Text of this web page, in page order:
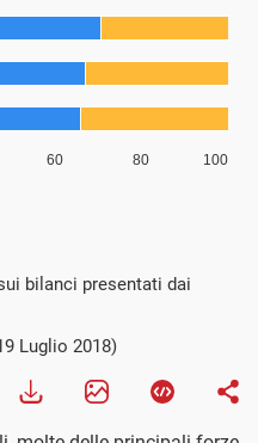
bilanci presentati dai
Luglio 2018)